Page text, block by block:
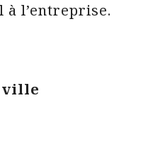
à l’entreprise.
ville